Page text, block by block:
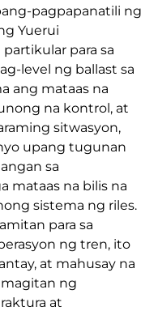
pagpapanatili ng
Yuerui
para sa
level ng ballast sa
ang mataas na
na kontrol, at
sitwasyon,
upang tugunan
sa
mataas na bilis na
sistema ng riles.
para sa
ng tren, ito
at mahusay na
ng
at